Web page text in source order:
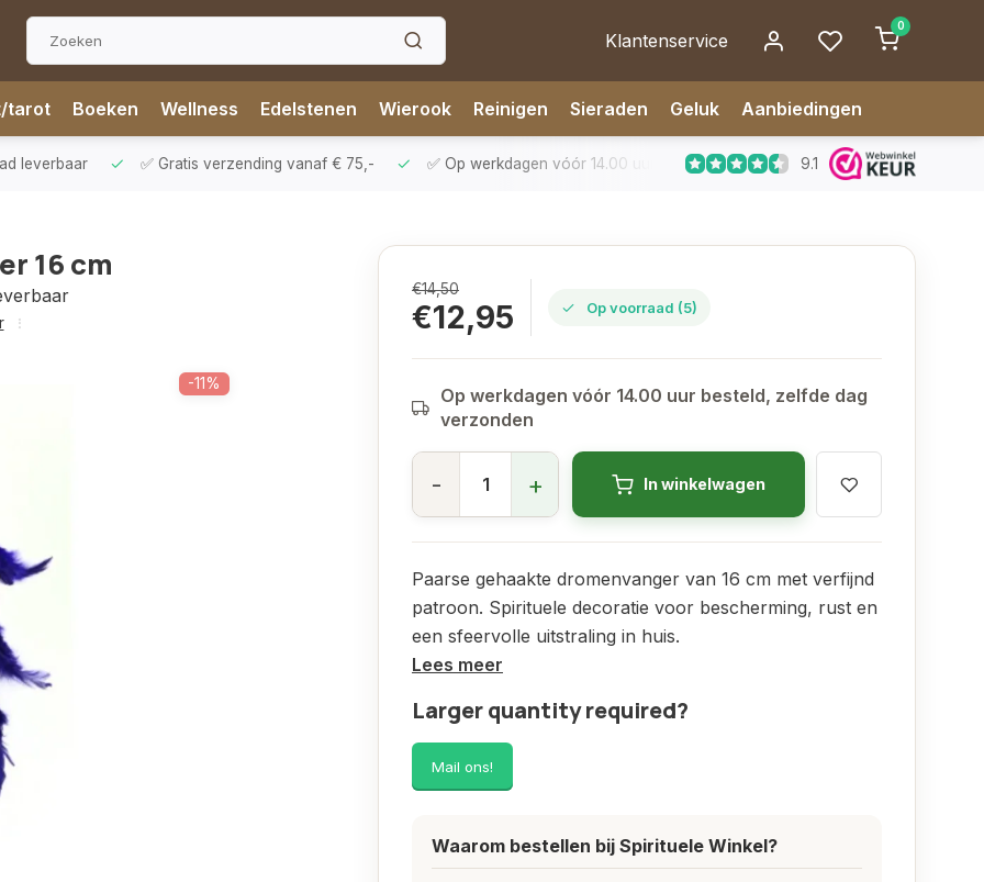
Klantenservice
0
tarot Boeken Wellness Edelstenen Wierook Reinigen Sieraden Geluk Aanbiedingen
leverbaar ✅ Gratis verzending vanaf € 75,- ✅ Op werkdagen vóór 14.00 uur besteld, zelfde dag verzonden
9.1
16 cm
-11%
€14,50
€12,95 Op voorraad (5)
Op werkdagen vóór 14.00 uur besteld, zelfde dag
verzonden
- + In winkelwagen
Paarse gehaakte dromenvanger van 16 cm met verfijnd
patroon. Spirituele decoratie voor bescherming, rust en
een sfeervolle uitstraling in huis.
Lees meer
Larger quantity required?
Mail ons!
Waarom bestellen bij Spirituele Winkel?